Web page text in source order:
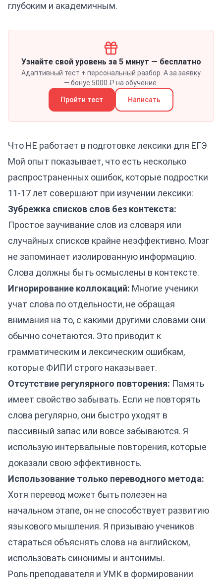
глубоким и академичным.
Узнайте свой уровень за 5 минут — бесплатно
Адаптивный тест + персональный разбор. А за заявку
— бонус 5000 ₽ на обучение.
Пройти тест Написать
Что НЕ работает в подготовке лексики для ЕГЭ
Мой опыт показывает, что есть несколько
распространенных ошибок, которые подростки
11-17 лет совершают при изучении лексики:
Зубрежка списков слов без контекста:
Простое заучивание слов из словаря или
случайных списков крайне неэффективно. Мозг
не запоминает изолированную информацию.
Слова должны быть осмыслены в контексте.
Игнорирование коллокаций: Многие ученики
учат слова по отдельности, не обращая
внимания на то, с какими другими словами они
обычно сочетаются. Это приводит к
грамматическим и лексическим ошибкам,
которые ФИПИ строго наказывает.
Отсутствие регулярного повторения: Память
имеет свойство забывать. Если не повторять
слова регулярно, они быстро уходят в
пассивный запас или вовсе забываются. Я
использую интервальные повторения, которые
доказали свою эффективность.
Использование только переводного метода:
Хотя перевод может быть полезен на
начальном этапе, он не способствует развитию
языкового мышления. Я призываю учеников
стараться объяснять слова на английском,
использовать синонимы и антонимы.
Роль преподавателя и УМК в формировании